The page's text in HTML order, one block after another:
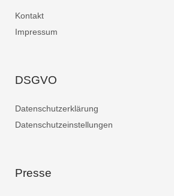
Kontakt
Impressum
DSGVO
Datenschutzerklärung
Datenschutzeinstellungen
Presse